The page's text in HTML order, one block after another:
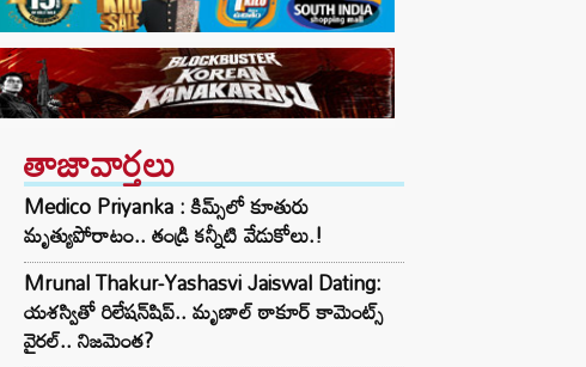
తాజావార్తలు
Medico Priyanka : కిమ్స్‌లో కూతురు
మృత్యుపోరాటం.. తండ్రి కన్నీటి వేడుకోలు.!
Mrunal Thakur-Yashasvi Jaiswal Dating:
యశస్వితో రిలేషన్‌షిప్.. మృణాల్ ఠాకూర్ కామెంట్స్
వైరల్.. నిజమెంత?